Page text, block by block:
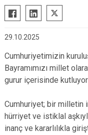
Eruh
Şirvan
29.10.2025
Cumhuriyetimizin
Bayramımızı millet
gurur içerisinde
Cumhuriyet; bir milletin
hürriyet ve istiklal
inanç ve kararlılıkla